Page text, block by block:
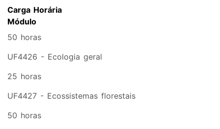
Carga Horária
Módulo
50 horas
UF4426 - Ecologia geral
25 horas
UF4427 - Ecossistemas florestais
50 horas